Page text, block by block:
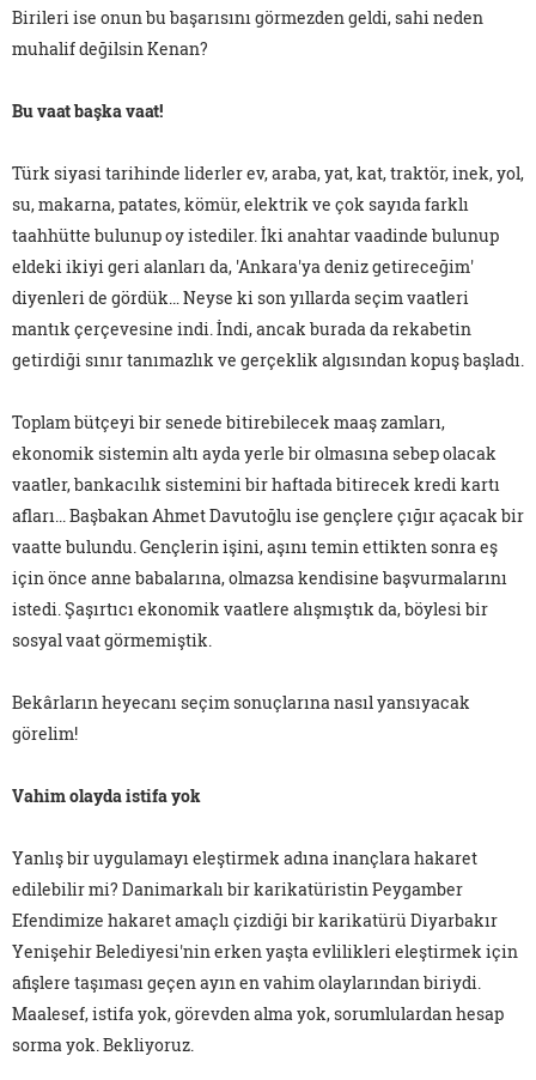
Birileri ise onun bu başarısını görmezden geldi, sahi neden
muhalif değilsin Kenan?
Bu vaat başka vaat!
Türk siyasi tarihinde liderler ev, araba, yat, kat, traktör, inek, yol,
su, makarna, patates, kömür, elektrik ve çok sayıda farklı
taahhütte bulunup oy istediler. İki anahtar vaadinde bulunup
eldeki ikiyi geri alanları da, 'Ankara'ya deniz getireceğim'
diyenleri de gördük… Neyse ki son yıllarda seçim vaatleri
mantık çerçevesine indi. İndi, ancak burada da rekabetin
getirdiği sınır tanımazlık ve gerçeklik algısından kopuş başladı.
Toplam bütçeyi bir senede bitirebilecek maaş zamları,
ekonomik sistemin altı ayda yerle bir olmasına sebep olacak
vaatler, bankacılık sistemini bir haftada bitirecek kredi kartı
afları... Başbakan Ahmet Davutoğlu ise gençlere çığır açacak bir
vaatte bulundu. Gençlerin işini, aşını temin ettikten sonra eş
için önce anne babalarına, olmazsa kendisine başvurmalarını
istedi. Şaşırtıcı ekonomik vaatlere alışmıştık da, böylesi bir
sosyal vaat görmemiştik.
Bekârların heyecanı seçim sonuçlarına nasıl yansıyacak
görelim!
Vahim olayda istifa yok
Yanlış bir uygulamayı eleştirmek adına inançlara hakaret
edilebilir mi? Danimarkalı bir karikatüristin Peygamber
Efendimize hakaret amaçlı çizdiği bir karikatürü Diyarbakır
Yenişehir Belediyesi'nin erken yaşta evlilikleri eleştirmek için
afişlere taşıması geçen ayın en vahim olaylarından biriydi.
Maalesef, istifa yok, görevden alma yok, sorumlulardan hesap
sorma yok. Bekliyoruz.